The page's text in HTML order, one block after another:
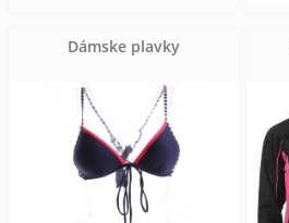
Dámske plavky